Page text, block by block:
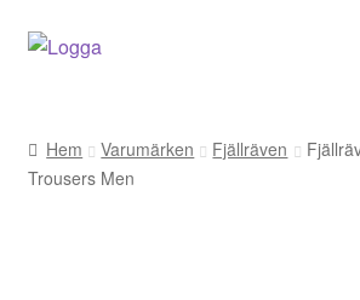
Hoppa
Hoppa
Kontakt
Hem Varumärken Fjällräven
Trousers Men